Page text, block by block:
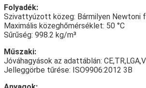
Folyadék:
Szivattyúzott közeg: Bármilyen Newtoni
Maximális közeghőmérséklet: 50 °C
Sűrűség: 998.2 kg/m³
Műszaki:
Jóváhagyások az adattáblán:
Jelleggörbe tűrése: ISO9906:2012 3B